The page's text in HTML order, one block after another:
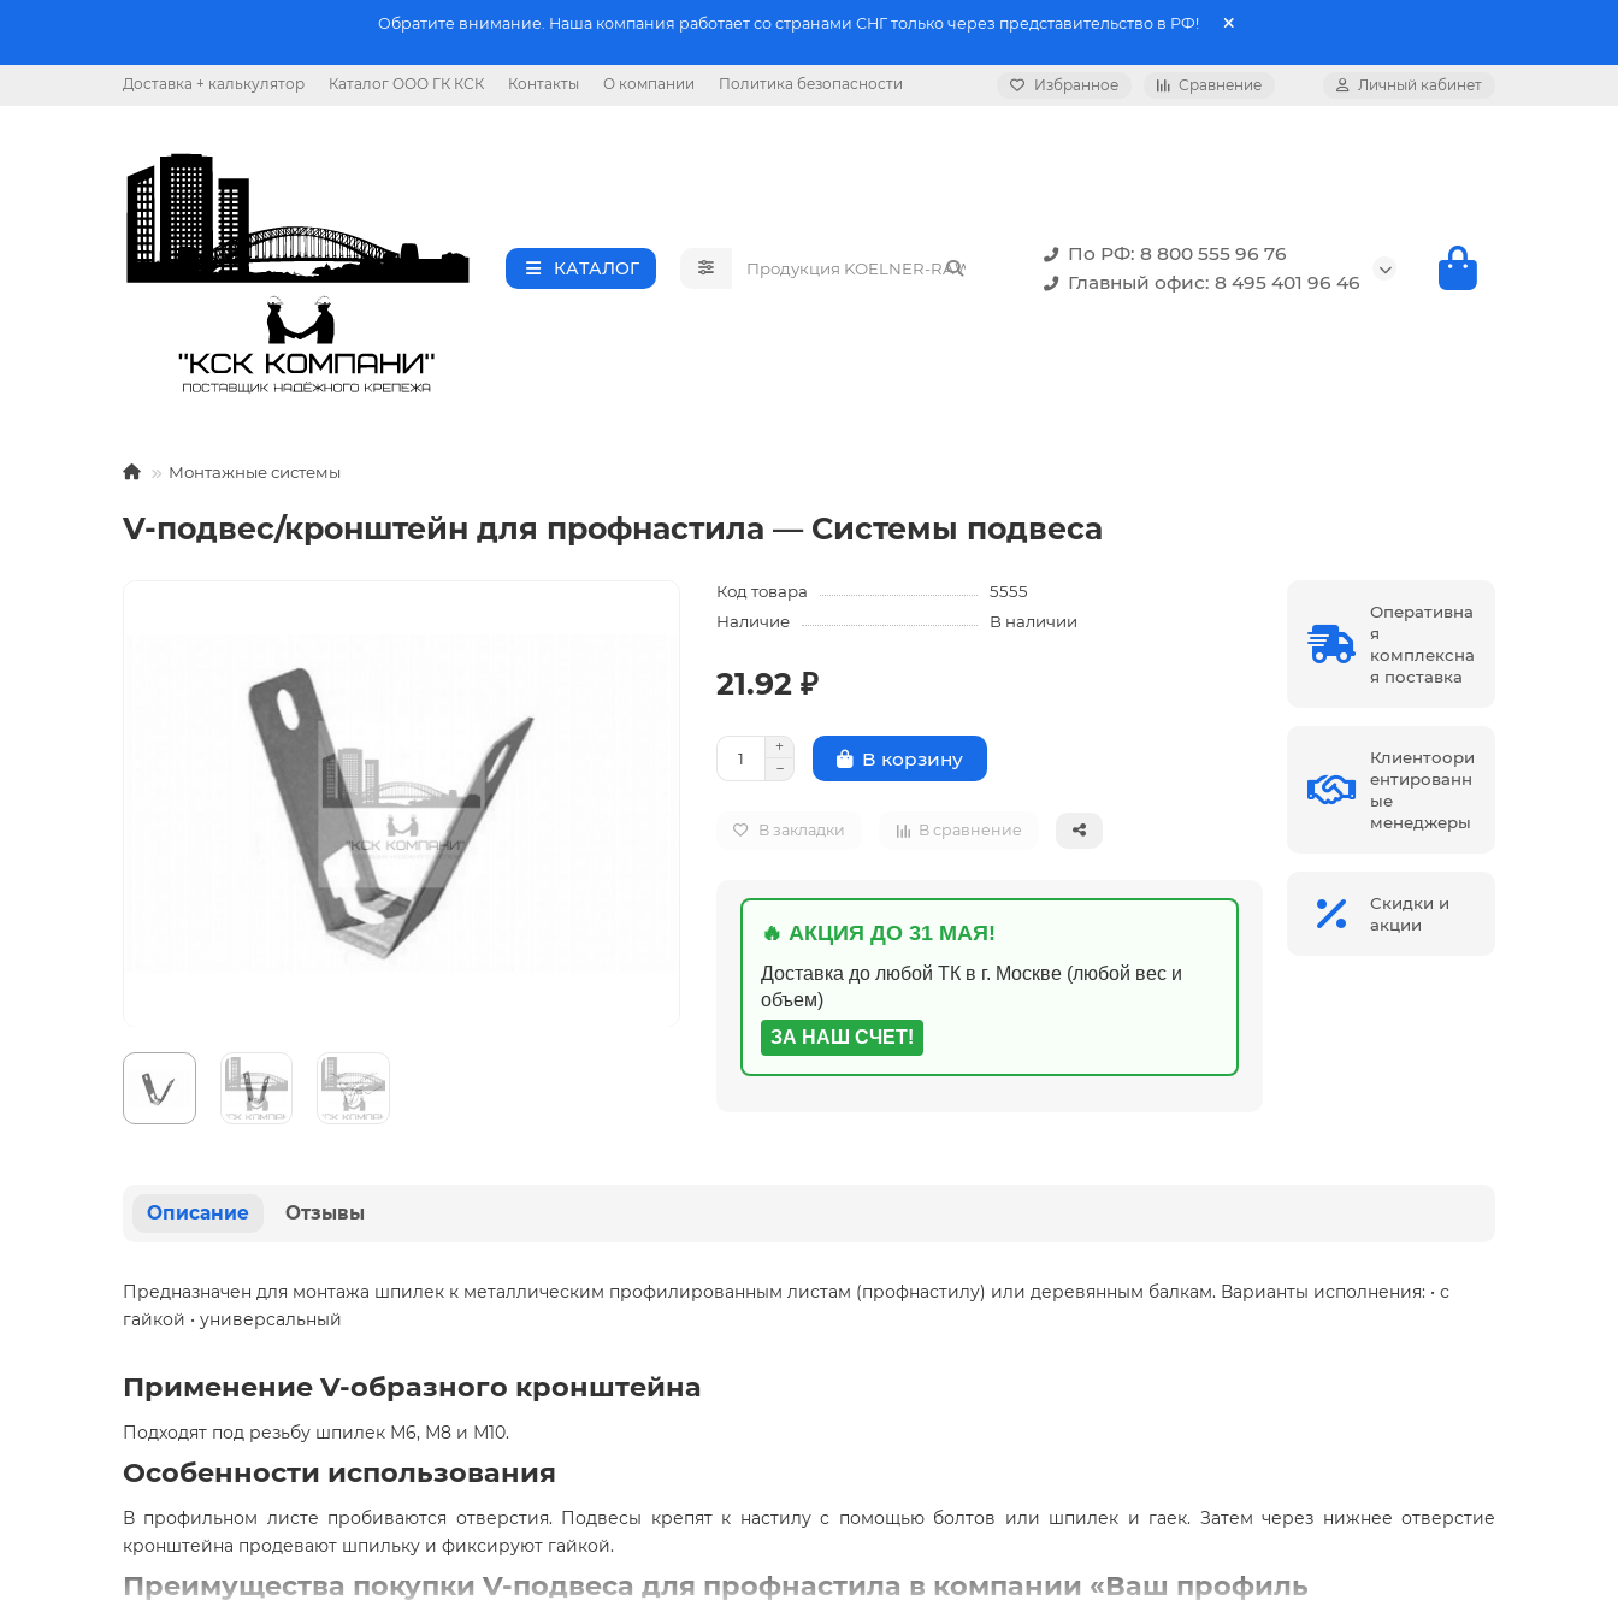
Обратите внимание. Наша компания работает со странами СНГ только через представительство в РФ!
Доставка + калькулятор Каталог ООО ГК КСК Контакты О компании Политика безопасности Избранное Сравнение Личный кабинет
КАТАЛОГ
По РФ: 8 800 555 96 76
Главный офис: 8 495 401 96 46
Монтажные системы
V-подвес/кронштейн для профнастила — Системы подвеса
Код товара
5555
Наличие
В наличии
21.92 ₽
В корзину
В закладки В сравнение
🔥 АКЦИЯ ДО 31 МАЯ!
Доставка до любой ТК в г. Москве (любой вес и
объем)
ЗА НАШ СЧЕТ!
Оперативна
я
комплексна
я поставка
Клиентоори
ентированн
ые
менеджеры
Скидки и
акции
Описание Отзывы
Предназначен для монтажа шпилек к металлическим профилированным листам (профнастилу) или деревянным балкам. Варианты исполнения: • с
гайкой • универсальный
Применение V-образного кронштейна
Подходят под резьбу шпилек М6, М8 и М10.
Особенности использования
В профильном листе пробиваются отверстия. Подвесы крепят к настилу с помощью болтов или шпилек и гаек. Затем через нижнее отверстие
кронштейна продевают шпильку и фиксируют гайкой.
Преимущества покупки V-подвеса для профнастила в компании «Ваш профиль